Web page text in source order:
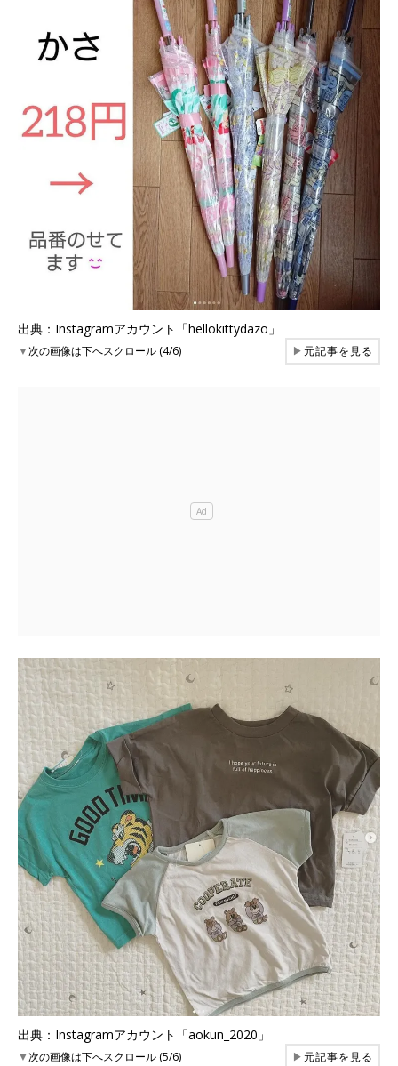
出典：Instagramアカウント「hellokittydazo」
▼次の画像は下へスクロール (4/6) ▶元記事を見る
出典：Instagramアカウント「aokun_2020」
▼次の画像は下へスクロール (5/6) ▶元記事を見る